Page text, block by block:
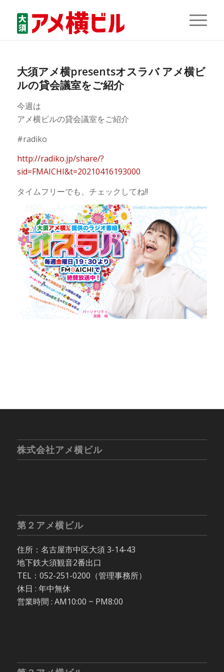
大須アメ横presentsオスラバ アメ横ビ
ルの貸会議室をご紹介
今週は
アメ横ビルの貸会議室をご紹介
#radiko
http://radiko.jp/share/?
sid=FMAICHI&t=20210416193000
タイムフリーでも、チェックしてね!!
株式会社アメ横ビル
第２アメ横ビル
住所：名古屋市中区大須 3-14-43
地下鉄大須観音2番出口
TEL：052-251-0200（管理事務所）
休日 : 年中無休
営業時間 : AM10:00 ~ PM8:00